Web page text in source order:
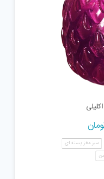
سبز مغز پسته ای